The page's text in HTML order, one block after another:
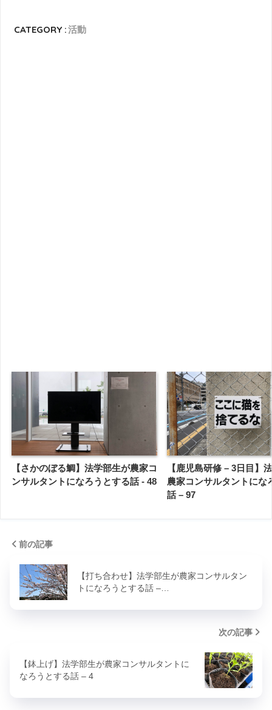
CATEGORY :活動
【さかのぼる鯛】法学部生が農家コ
ンサルタントになろうとする話 - 48
【鹿児島研修 – 3日目】
農家コンサルタントにな
話 – 97
前の記事
【打ち合わせ】法学部生が農家コンサルタン
トになろうとする話 –…
次の記事
【鉢上げ】法学部生が農家コンサルタントに
なろうとする話 – 4